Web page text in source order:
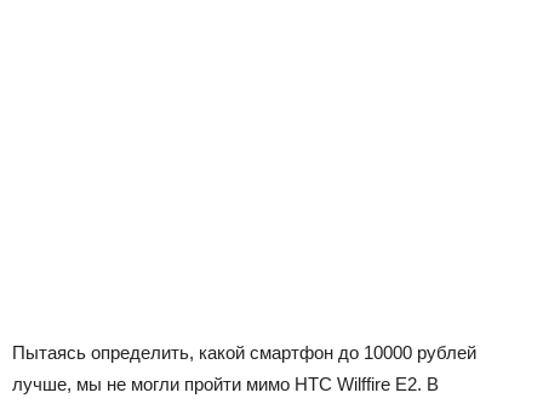
Пытаясь определить, какой смартфон до 10000 рублей
лучше, мы не могли пройти мимо HTC Wilffire E2. В